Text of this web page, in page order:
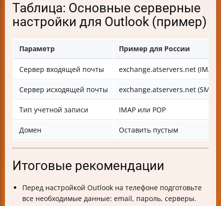
Таблица: Основные серверные
настройки для Outlook (пример)
Параметр Пример для России
Сервер входящей почты exchange.atservers.net (IMAP)
Сервер исходящей почты exchange.atservers.net (SMTP)
Тип учетной записи IMAP или POP
Домен Оставить пустым
Итоговые рекомендации
Перед настройкой Outlook на телефоне подготовьте
все необходимые данные: email, пароль, серверы.